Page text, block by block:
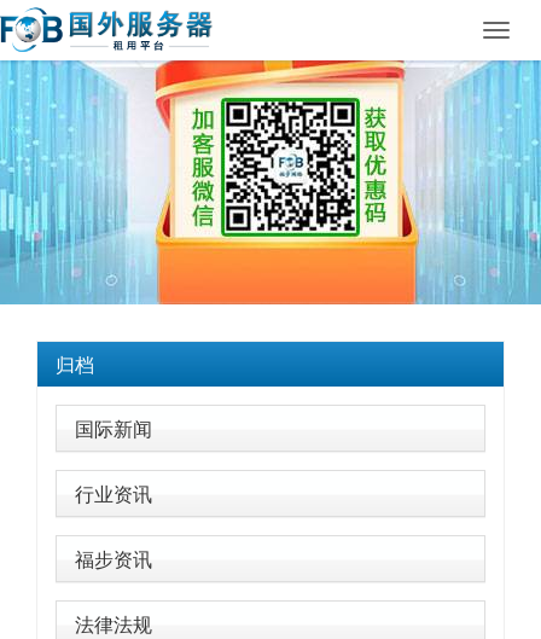
归档
国际新闻
行业资讯
福步资讯
法律法规